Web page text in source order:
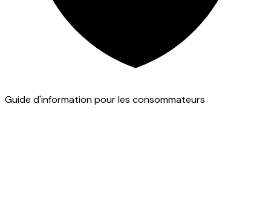
Guide d'information pour les consommateurs